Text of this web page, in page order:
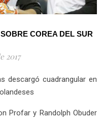
COREA DEL SUR
2017
Profar y Randolph Obuder